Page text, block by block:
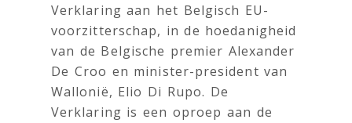
Verklaring aan het Belgisch EU-
voorzitterschap, in de hoedanigheid
van de Belgische premier Alexander
De Croo en minister-president van
Wallonië, Elio Di Rupo. De
Verklaring is een oproep aan de